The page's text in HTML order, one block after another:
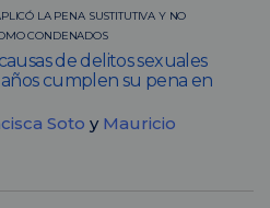
LA PENA SUSTITUTIVA Y NO
CONDENADOS
de delitos sexuales
cumplen su pena en
Soto y Mauricio